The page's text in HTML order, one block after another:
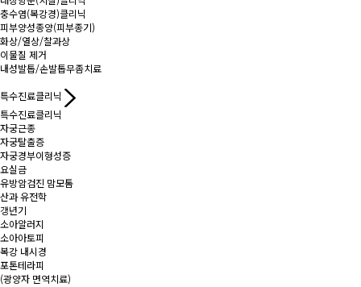
충수염(복강경)클리닉
피부양성종양(피부종기)
화상/열상/찰과상
이물질 제거
내성발톱/손발톱무좀치료
특수진료클리닉
특수진료클리닉
자궁근종
자궁탈출증
자궁경부이형성증
요실금
유방암검진 맘모톰
산과 유전학
갱년기
소아알러지
소아아토피
복강 내시경
포톤테라피
(광양자 면역치료)